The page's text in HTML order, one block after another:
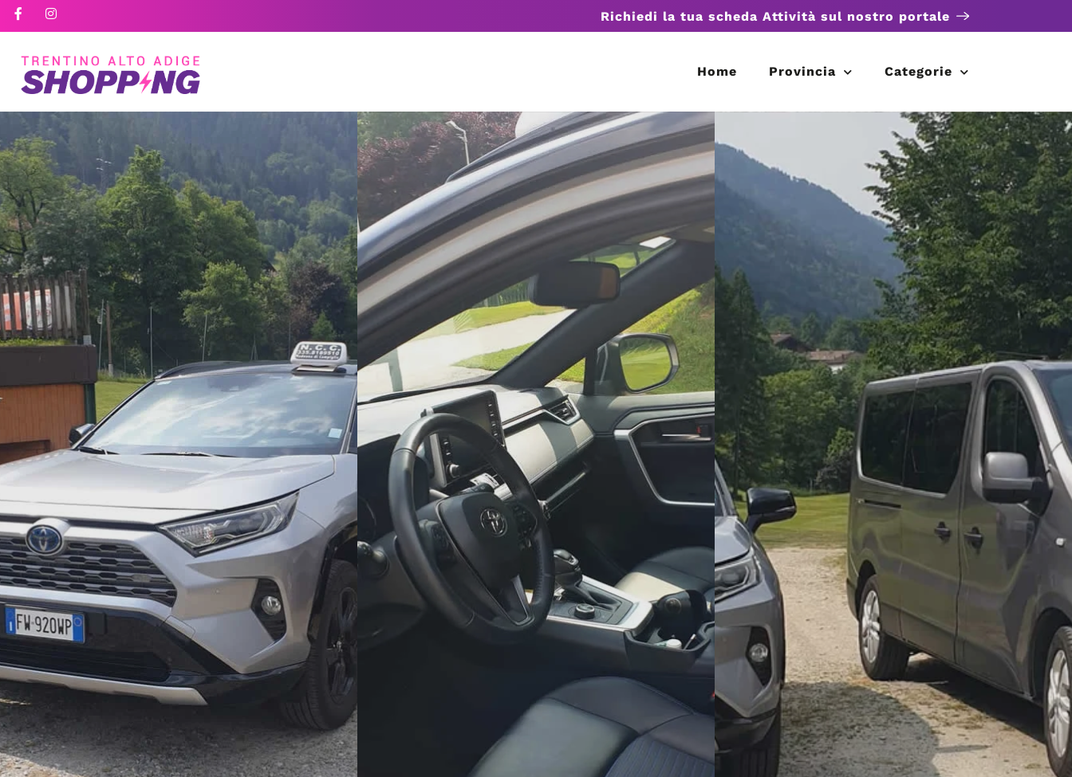
Richiedi la tua scheda Attività sul nostro portale
Home Provincia Categorie